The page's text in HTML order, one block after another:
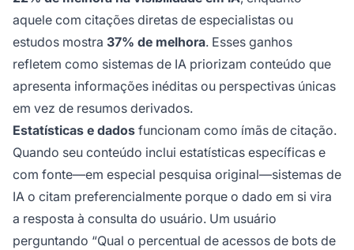
aquele com citações diretas de especialistas ou
estudos mostra 37% de melhora. Esses ganhos
refletem como sistemas de IA priorizam conteúdo que
apresenta informações inéditas ou perspectivas únicas
em vez de resumos derivados.
Estatísticas e dados funcionam como ímãs de citação.
Quando seu conteúdo inclui estatísticas específicas e
com fonte—em especial pesquisa original—sistemas de
IA o citam preferencialmente porque o dado em si vira
a resposta à consulta do usuário. Um usuário
perguntando “Qual o percentual de acessos de bots de